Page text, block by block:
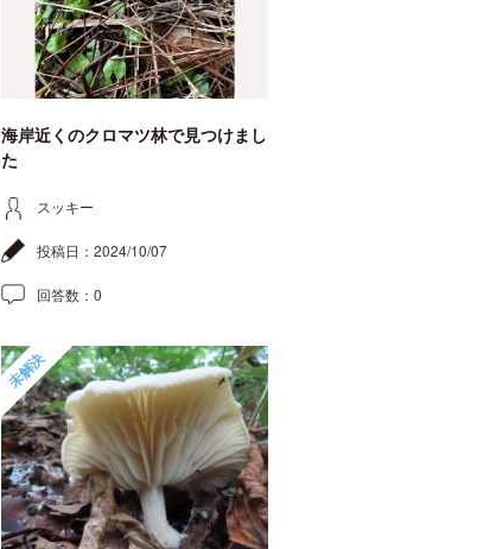
海岸近くのクロマツ林で見つけまし
た
スッキー
投稿日： 2024/10/07
回答数： 0
未解決